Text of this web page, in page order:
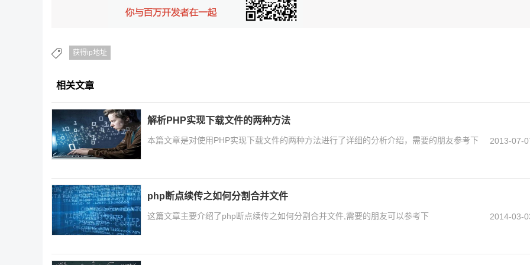
获得ip地址
相关文章
解析PHP实现下载文件的两种方法
本篇文章是对使用PHP实现下载文件的两种方法进行了详细的分析介绍，需要的朋友参考下 2013-07-
php断点续传之如何分割合并文件
这篇文章主要介绍了php断点续传之如何分割合并文件,需要的朋友可以参考下 2014-03-